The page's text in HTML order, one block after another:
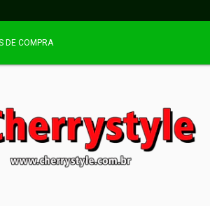
DE COMPRA